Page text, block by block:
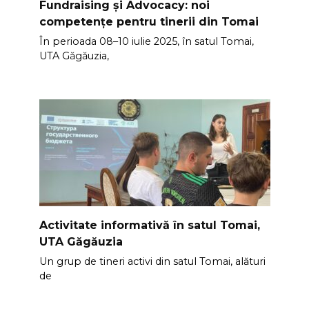
Fundraising și Advocacy: noi
competențe pentru tinerii din Tomai
În perioada 08–10 iulie 2025, în satul Tomai,
UTA Găgăuzia,
Activitate informativă în satul Tomai,
UTA Găgăuzia
Un grup de tineri activi din satul Tomai, alături
de